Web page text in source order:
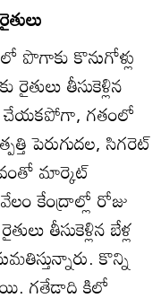
పొగాకు కొనుగోళ్లు
తీసుకెళ్లిన
చేయకపోగా, గతంలో
పెరుగుదల, సిగరెట్‌
మార్కెట్‌
కేంద్రాల్లో రోజు
తీసుకెళ్లిన బేళ్ల
కొన్ని
గతేడాది కిలో